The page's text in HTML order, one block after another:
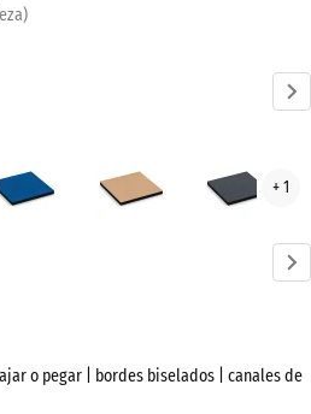
arena
+ 1
o pegar | bordes biselados | canales de